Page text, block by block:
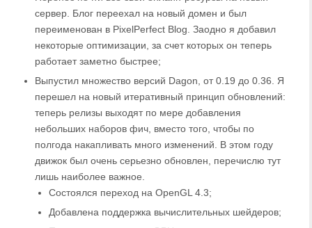
сервер. Блог переехал на новый домен и был
переименован в PixelPerfect Blog. Заодно я добавил
некоторые оптимизации, за счет которых он теперь
работает заметно быстрее;
Выпустил множество версий Dagon, от 0.19 до 0.36. Я
перешел на новый итеративный принцип обновлений:
теперь релизы выходят по мере добавления
небольших наборов фич, вместо того, чтобы по
полгода накапливать много изменений. В этом году
движок был очень серьезно обновлен, перечислю тут
лишь наиболее важное.
Состоялся переход на OpenGL 4.3;
Добавлена поддержка вычислительных шейдеров;